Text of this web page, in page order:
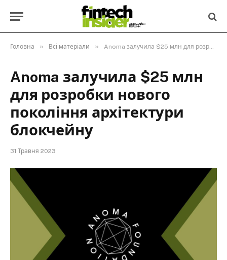
Головна » Всі матеріали » Anoma залучила $25 млн для розробки нового покоління архітектури блокчейну
Anoma залучила $25 млн
для розробки нового
покоління архітектури
блокчейну
31 Травня 2023